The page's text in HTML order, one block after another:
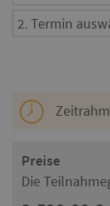
Preise
Die